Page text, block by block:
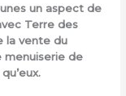
un aspect de
Terre des
la vente du
menuiserie de